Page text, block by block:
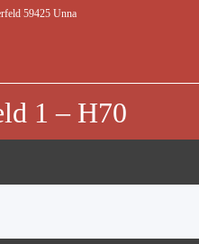
59425 Unna
1 – H70